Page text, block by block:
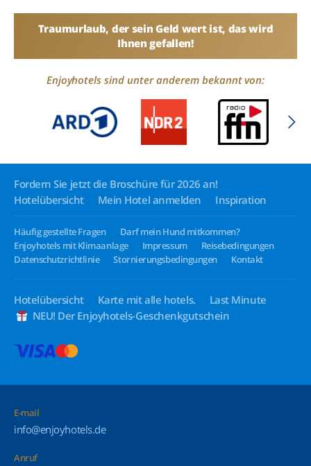
Traumurlaub, der sein Geld wert ist, das wird
Ihnen gefallen!
Enjoyhotels sind unter anderem bekannt von:
Fordern Sie jetzt die Broschüre für 2026 an!
Hotelübersicht
Mein Hotel anmelden Inspiration
Häufig gestellte Fragen
Darf mein Hund mitkommen?
Enjoyhotels mit Klimaanlage
Impressum
Reisebedingungen
Datenschutzrichtlinie
Stornierungsbedingungen Kontakt
Hotelübersicht Karte mit alle hotels.
Last Minute
NEU! Der Enjoyhotels-Geschenkgutschein
E-mail
info@enjoyhotels.de
Anruf